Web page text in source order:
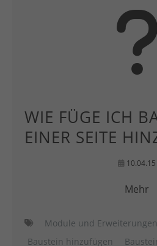
WIE FÜGE ICH
EINER SEITE
10.04.15
Mehr
Module und Erweiterungen
Baustein hinzufügen